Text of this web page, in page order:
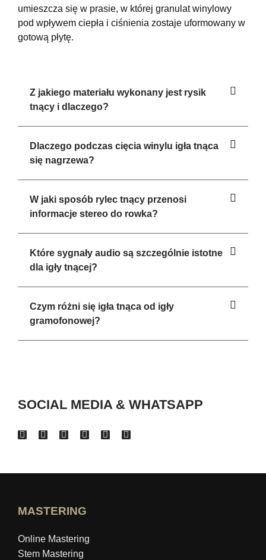
umieszcza się w prasie, w której granulat winylowy
pod wpływem ciepła i ciśnienia zostaje uformowany w
gotową płytę.
Z jakiego materiału wykonany jest rysik
tnący i dlaczego?
Dlaczego podczas cięcia winylu igła tnąca
się nagrzewa?
W jaki sposób rylec tnący przenosi
informacje stereo do rowka?
Które sygnały audio są szczególnie istotne
dla igły tnącej?
Czym różni się igła tnąca od igły
gramofonowej?
SOCIAL MEDIA & WHATSAPP
MASTERING
Online Mastering
Stem Mastering